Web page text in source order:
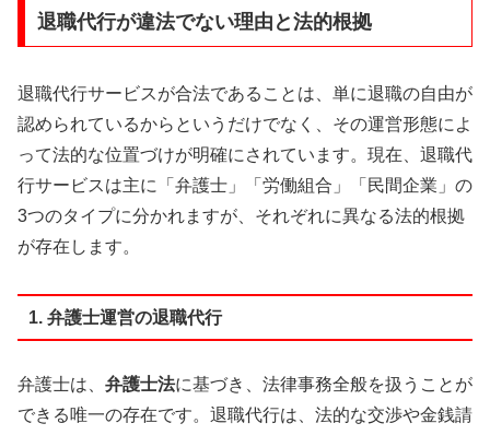
退職代行が違法でない理由と法的根拠
退職代行サービスが合法であることは、単に退職の自由が
認められているからというだけでなく、その運営形態によ
って法的な位置づけが明確にされています。現在、退職代
行サービスは主に「弁護士」「労働組合」「民間企業」の
3つのタイプに分かれますが、それぞれに異なる法的根拠
が存在します。
1. 弁護士運営の退職代行
弁護士は、 弁護士法に基づき、法律事務全般を扱うことが
できる唯一の存在です。退職代行は、法的な交渉や金銭請